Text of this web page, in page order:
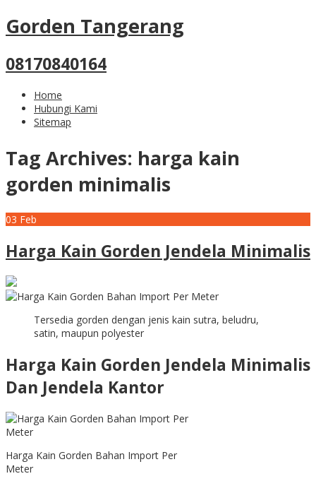
Gorden Tangerang
08170840164
Home
Hubungi Kami
Sitemap
Tag Archives: harga kain
gorden minimalis
03 Feb
Harga Kain Gorden Jendela Minimalis
Tersedia gorden dengan jenis kain sutra, beludru,
satin, maupun polyester
Harga Kain Gorden Jendela Minimalis
Dan Jendela Kantor
Harga Kain Gorden Bahan Import Per
Meter